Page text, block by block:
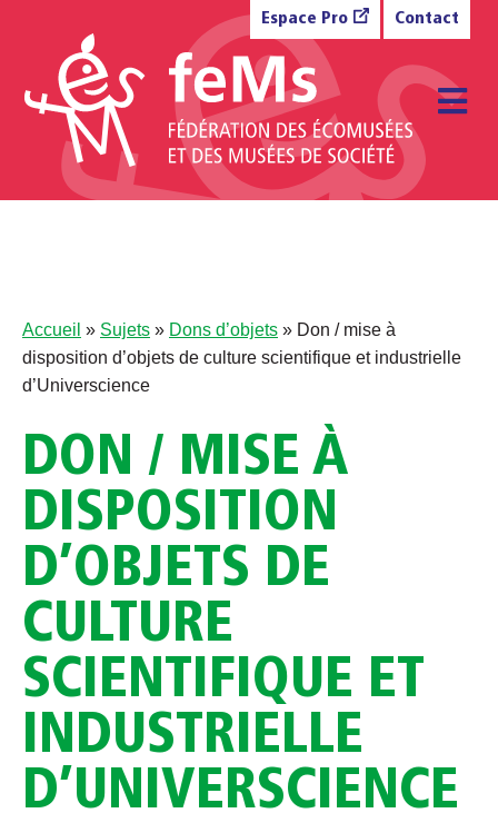
Espace Pro Contact
Accueil » Sujets » Dons d’objets » Don / mise à
disposition d’objets de culture scientifique et industrielle
d’Universcience
DON / MISE À
DISPOSITION
D’OBJETS DE
CULTURE
SCIENTIFIQUE ET
INDUSTRIELLE
D’UNIVERSCIENCE